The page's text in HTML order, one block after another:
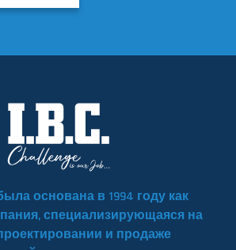
основана в 1994 году как
специализирующаяся на
и продаже